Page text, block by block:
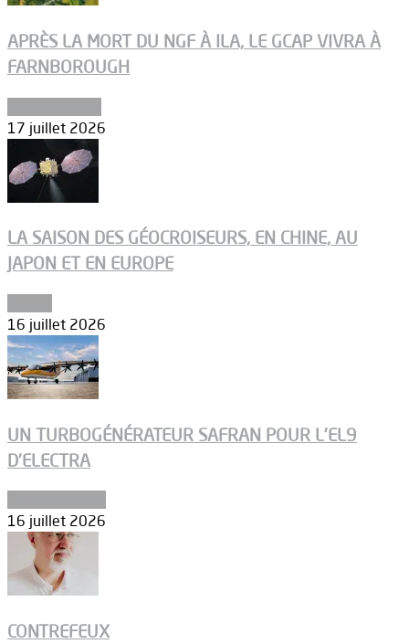
APRÈS LA MORT DU NGF À ILA, LE GCAP VIVRA À
FARNBOROUGH
17 juillet 2026
LA SAISON DES GÉOCROISEURS, EN CHINE, AU
JAPON ET EN EUROPE
16 juillet 2026
UN TURBOGÉNÉRATEUR SAFRAN POUR L’EL9
D’ELECTRA
16 juillet 2026
CONTREFEUX